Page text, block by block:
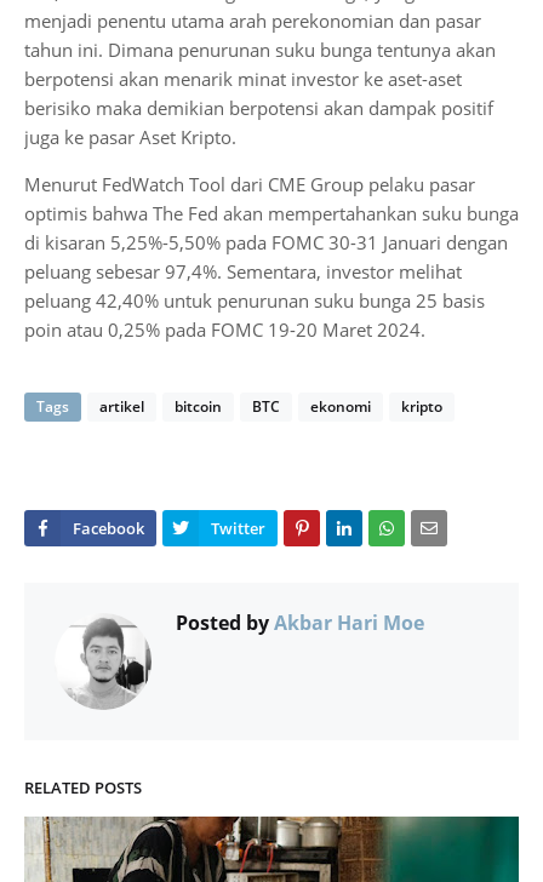
menjadi penentu utama arah perekonomian dan pasar
tahun ini. Dimana penurunan suku bunga tentunya akan
berpotensi akan menarik minat investor ke aset-aset
berisiko maka demikian berpotensi akan dampak positif
juga ke pasar Aset Kripto.
Menurut FedWatch Tool dari CME Group pelaku pasar
optimis bahwa The Fed akan mempertahankan suku bunga
di kisaran 5,25%-5,50% pada FOMC 30-31 Januari dengan
peluang sebesar 97,4%. Sementara, investor melihat
peluang 42,40% untuk penurunan suku bunga 25 basis
poin atau 0,25% pada FOMC 19-20 Maret 2024.
Tags artikel bitcoin BTC ekonomi kripto
Posted byAkbar Hari Moe
RELATED POSTS